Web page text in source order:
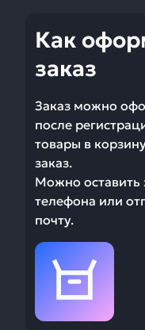
Как
заказ
Заказ можно
после
товары в
заказ.
Можно оставить
телефона или
почту.